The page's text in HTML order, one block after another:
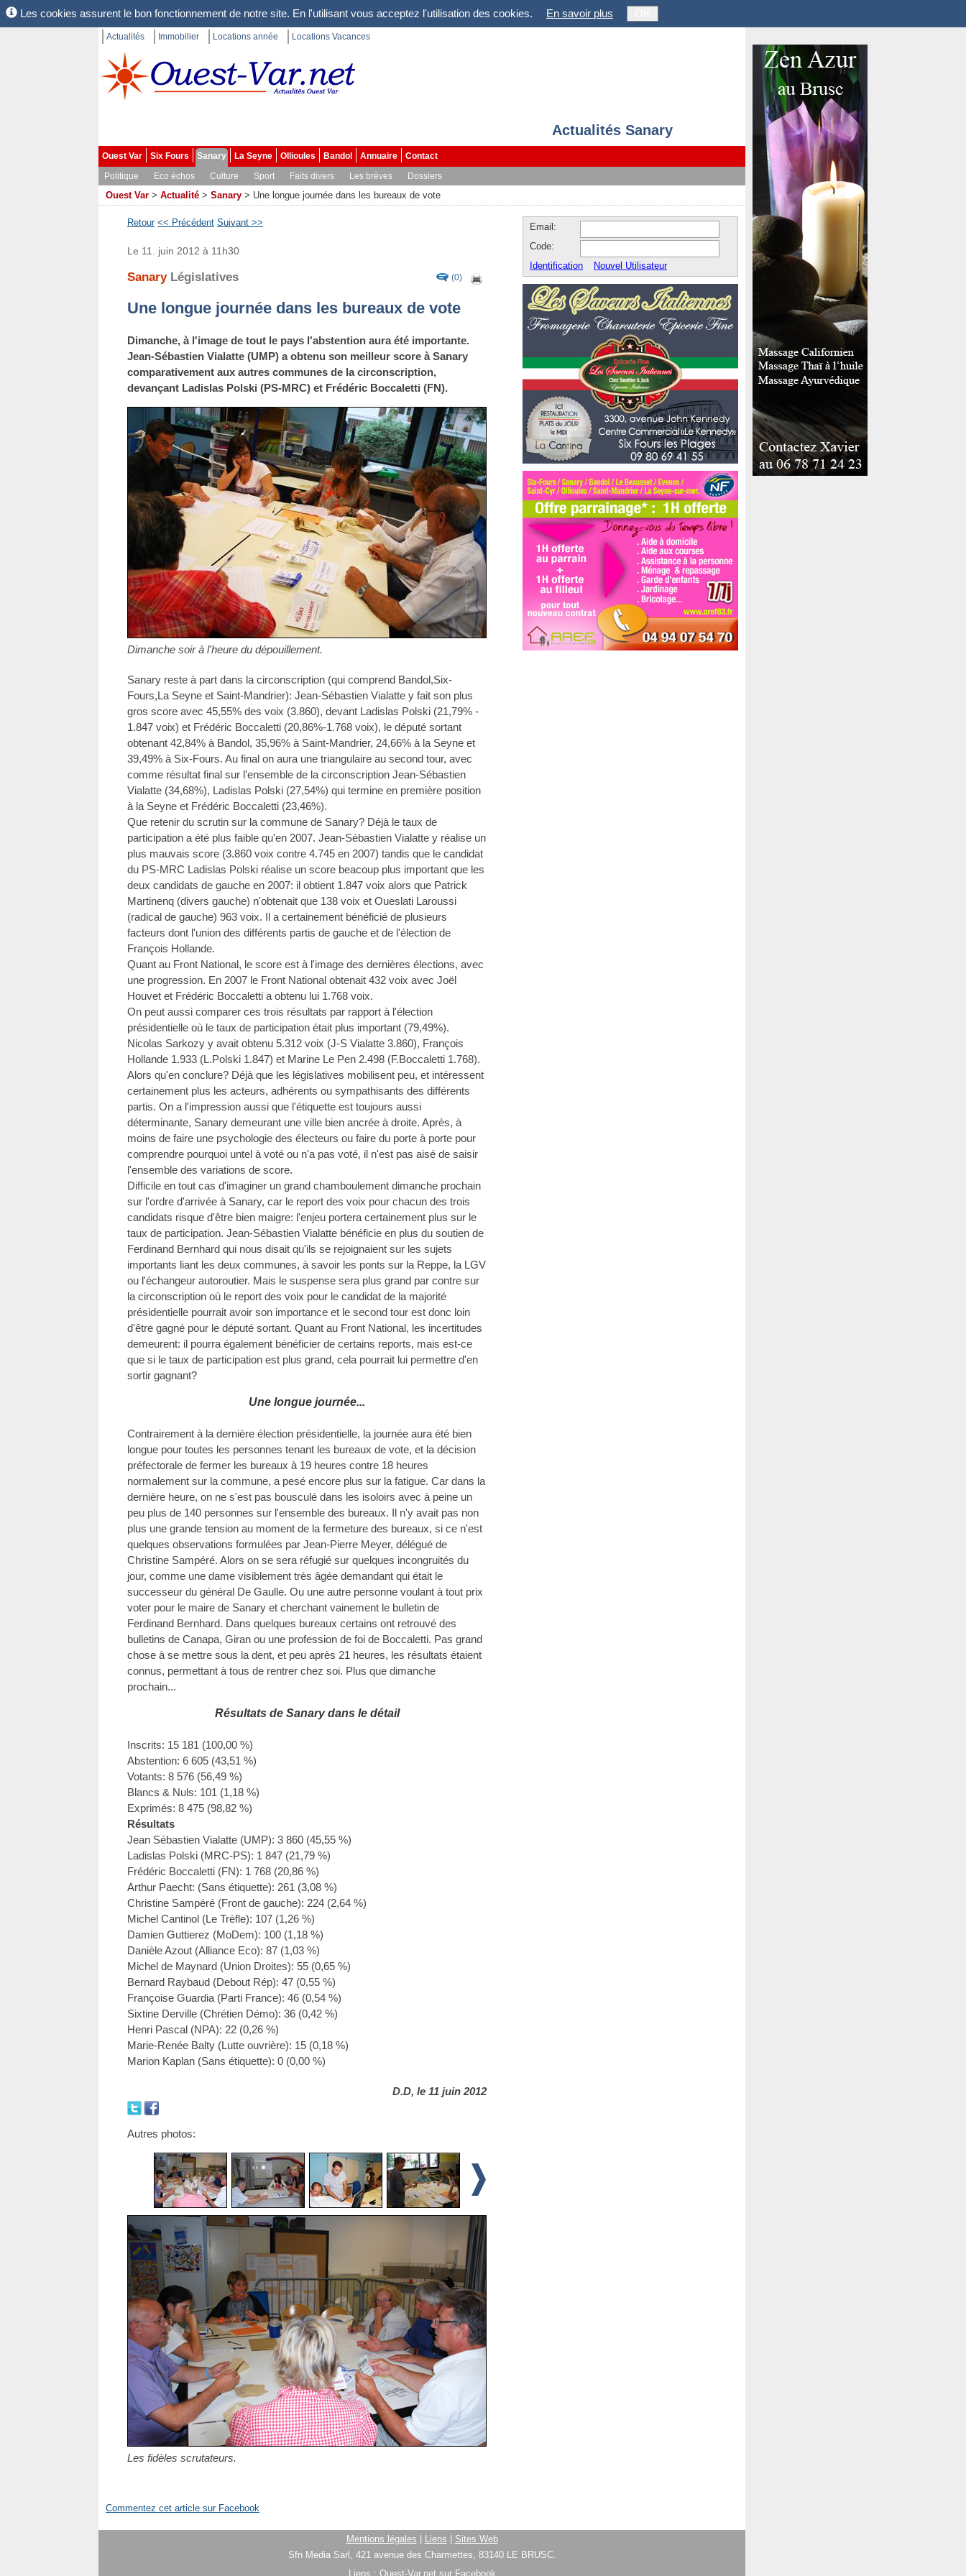
Les cookies assurent le bon fonctionnement de notre site. En l'utilisant vous acceptez l'utilisation des cookies. En savoir plus
Actualités Immobilier Locations année Locations Vacances
Actualités Sanary
Ouest Var Six Fours Sanary La Seyne Ollioules Bandol Annuaire
Contact
Politique
Eco échos Culture Sport Faits divers Les brèves Dossiers
Ouest Var > Actualité > Sanary > Une longue journée dans les bureaux de vote
Retour << Précédent Suivant >>
(0)
Le 11. juin 2012 à 11h30
Sanary Législatives
Une longue journée dans les bureaux de vote
Dimanche, à l'image de tout le pays l'abstention aura été importante.
Jean-Sébastien Vialatte (UMP) a obtenu son meilleur score à Sanary
comparativement aux autres communes de la circonscription,
devançant Ladislas Polski (PS-MRC) et Frédéric Boccaletti (FN).
Dimanche soir à l'heure du dépouillement.
Sanary reste à part dans la circonscription (qui comprend Bandol,Six-
Fours,La Seyne et Saint-Mandrier): Jean-Sébastien Vialatte y fait son plus
gros score avec 45,55% des voix (3.860), devant Ladislas Polski (21,79% -
1.847 voix) et Frédéric Boccaletti (20,86%-1.768 voix), le député sortant
obtenant 42,84% à Bandol, 35,96% à Saint-Mandrier, 24,66% à la Seyne et
39,49% à Six-Fours. Au final on aura une triangulaire au second tour, avec
comme résultat final sur l'ensemble de la circonscription Jean-Sébastien
Vialatte (34,68%), Ladislas Polski (27,54%) qui termine en première position
à la Seyne et Frédéric Boccaletti (23,46%).
Que retenir du scrutin sur la commune de Sanary? Déjà le taux de
participation a été plus faible qu'en 2007. Jean-Sébastien Vialatte y réalise un
plus mauvais score (3.860 voix contre 4.745 en 2007) tandis que le candidat
du PS-MRC Ladislas Polski réalise un score beacoup plus important que les
deux candidats de gauche en 2007: il obtient 1.847 voix alors que Patrick
Martinenq (divers gauche) n'obtenait que 138 voix et Oueslati Laroussi
(radical de gauche) 963 voix. Il a certainement bénéficié de plusieurs
facteurs dont l'union des différents partis de gauche et de l'élection de
François Hollande.
Quant au Front National, le score est à l'image des dernières élections, avec
une progression. En 2007 le Front National obtenait 432 voix avec Joël
Houvet et Frédéric Boccaletti a obtenu lui 1.768 voix.
On peut aussi comparer ces trois résultats par rapport à l'élection
présidentielle où le taux de participation était plus important (79,49%).
Nicolas Sarkozy y avait obtenu 5.312 voix (J-S Vialatte 3.860), François
Hollande 1.933 (L.Polski 1.847) et Marine Le Pen 2.498 (F.Boccaletti 1.768).
Alors qu'en conclure? Déjà que les législatives mobilisent peu, et intéressent
certainement plus les acteurs, adhérents ou sympathisants des différents
partis. On a l'impression aussi que l'étiquette est toujours aussi
déterminante, Sanary demeurant une ville bien ancrée à droite. Après, à
moins de faire une psychologie des électeurs ou faire du porte à porte pour
comprendre pourquoi untel à voté ou n'a pas voté, il n'est pas aisé de saisir
l'ensemble des variations de score.
Difficile en tout cas d'imaginer un grand chamboulement dimanche prochain
sur l'ordre d'arrivée à Sanary, car le report des voix pour chacun des trois
candidats risque d'être bien maigre: l'enjeu portera certainement plus sur le
taux de participation. Jean-Sébastien Vialatte bénéficie en plus du soutien de
Ferdinand Bernhard qui nous disait qu'ils se rejoignaient sur les sujets
importants liant les deux communes, à savoir les ponts sur la Reppe, la LGV
ou l'échangeur autoroutier. Mais le suspense sera plus grand par contre sur
la circonscription où le report des voix pour le candidat de la majorité
présidentielle pourrait avoir son importance et le second tour est donc loin
d'être gagné pour le député sortant. Quant au Front National, les incertitudes
demeurent: il pourra également bénéficier de certains reports, mais est-ce
que si le taux de participation est plus grand, cela pourrait lui permettre d'en
sortir gagnant?
Une longue journée...
Contrairement à la dernière élection présidentielle, la journée aura été bien
longue pour toutes les personnes tenant les bureaux de vote, et la décision
préfectorale de fermer les bureaux à 19 heures contre 18 heures
normalement sur la commune, a pesé encore plus sur la fatigue. Car dans la
dernière heure, on ne s'est pas bousculé dans les isoloirs avec à peine un
peu plus de 140 personnes sur l'ensemble des bureaux. Il n'y avait pas non
plus une grande tension au moment de la fermeture des bureaux, si ce n'est
quelques observations formulées par Jean-Pierre Meyer, délégué de
Christine Sampéré. Alors on se sera réfugié sur quelques incongruités du
jour, comme une dame visiblement très âgée demandant qui était le
successeur du général De Gaulle. Ou une autre personne voulant à tout prix
voter pour le maire de Sanary et cherchant vainement le bulletin de
Ferdinand Bernhard. Dans quelques bureaux certains ont retrouvé des
bulletins de Canapa, Giran ou une profession de foi de Boccaletti. Pas grand
chose à se mettre sous la dent, et peu après 21 heures, les résultats étaient
connus, permettant à tous de rentrer chez soi. Plus que dimanche
prochain...
Résultats de Sanary dans le détail
Inscrits: 15 181 (100,00 %)
Abstention: 6 605 (43,51 %)
Votants: 8 576 (56,49 %)
Blancs & Nuls: 101 (1,18 %)
Exprimés: 8 475 (98,82 %)
Résultats
Jean Sébastien Vialatte (UMP): 3 860 (45,55 %)
Ladislas Polski (MRC-PS): 1 847 (21,79 %)
Frédéric Boccaletti (FN): 1 768 (20,86 %)
Arthur Paecht: (Sans étiquette): 261 (3,08 %)
Christine Sampéré (Front de gauche): 224 (2,64 %)
Michel Cantinol (Le Trèfle): 107 (1,26 %)
Damien Guttierez (MoDem): 100 (1,18 %)
Danièle Azout (Alliance Eco): 87 (1,03 %)
Michel de Maynard (Union Droites): 55 (0,65 %)
Bernard Raybaud (Debout Rép): 47 (0,55 %)
Françoise Guardia (Parti France): 46 (0,54 %)
Sixtine Derville (Chrétien Démo): 36 (0,42 %)
Henri Pascal (NPA): 22 (0,26 %)
Marie-Renée Balty (Lutte ouvrière): 15 (0,18 %)
Marion Kaplan (Sans étiquette): 0 (0,00 %)
D.D, le 11 juin 2012
Autres photos:
Les fidèles scrutateurs.
Commentez cet article sur Facebook
Email:
Code:
Identification
Nouvel Utilisateur
Mentions légales Liens
Sites Web
Sfn Media Sarl, 421 avenue des Charmettes, 83140 LE BRUSC.
Liens : Ouest-Var.net sur Facebook